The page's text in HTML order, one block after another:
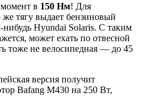
в 150 Нм! Для
тягу выдает бензиновый
нибудь Hyundai Solaris. С таким
может ехать по отвесной
тоже не велосипедная — до 45
версия получит
Bafang M430 на 250 Вт,